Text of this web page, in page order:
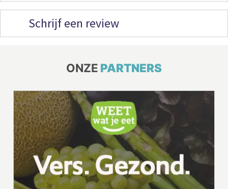
Schrijf een review
ONZE PARTNERS